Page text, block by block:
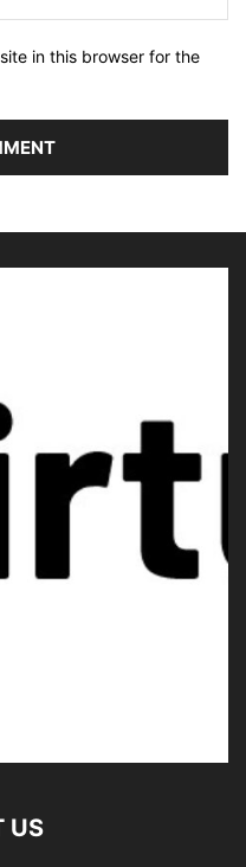
in this browser for the
US